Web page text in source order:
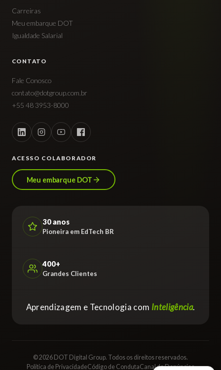
Carreiras
Meu embarque DOT
Igualdade Salarial
CONTATO
Fale Conosco
contato@dotgroup.com.br
+55 48 3953-8000
ACESSO COLABORADOR
Meu embarque DOT
30 anos
Pioneira em EdTech BR
400+
Grandes Clientes
Aprendizagem e Tecnologia com Inteligência.
© 2026 DOT Digital Group. Todos os direitos reservados.
Política de PrivacidadeCódigo de CondutaCanal de Denúncias